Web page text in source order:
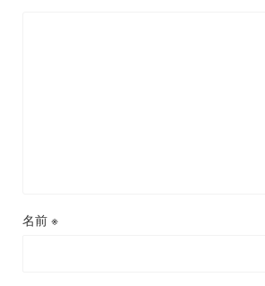
名前 ※